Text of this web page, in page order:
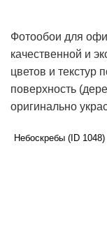
Природа
Цветы и растения
Еда и напитки
Дорога
Фотообои для
качественной и
цветов и текстур
поверхность
оригинально
Небоскребы (ID 1048)